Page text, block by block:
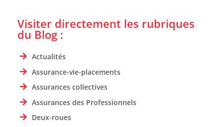
Visiter directement les rubriques
du Blog :
Actualités
Assurance-vie-placements
Assurances collectives
Assurances des Professionnels
Deux-roues